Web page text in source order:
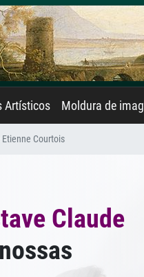
Artísticos Moldura de
Courtois
Claude